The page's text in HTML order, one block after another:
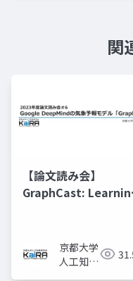
関
【論文読み会】
GraphCast:
weather forecasting
京都大学
人工知能